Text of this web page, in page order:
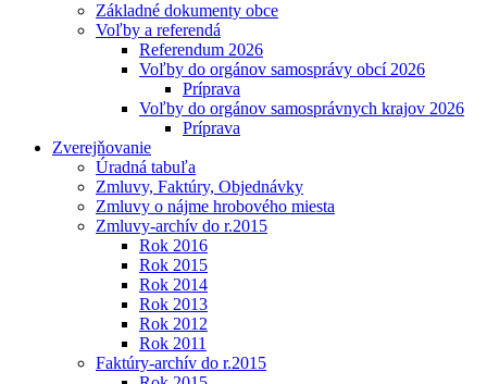
Základné dokumenty obce
Voľby a referendá
Referendum 2026
Voľby do orgánov samosprávy obcí 2026
Príprava
Voľby do orgánov samosprávnych krajov 2026
Príprava
Zverejňovanie
Úradná tabuľa
Zmluvy, Faktúry, Objednávky
Zmluvy o nájme hrobového miesta
Zmluvy-archív do r.2015
Rok 2016
Rok 2015
Rok 2014
Rok 2013
Rok 2012
Rok 2011
Faktúry-archív do r.2015